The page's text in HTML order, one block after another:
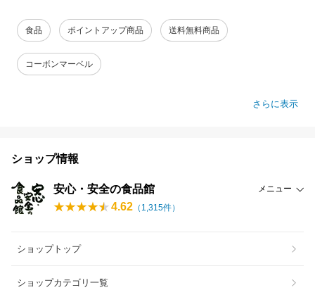
食品 ポイントアップ商品 送料無料商品
コーボンマーベル
さらに表示
ショップ情報
安心・安全の食品館 メニュー
4.62 （ 1,315件）
ショップトップ
ショップカテゴリ一覧